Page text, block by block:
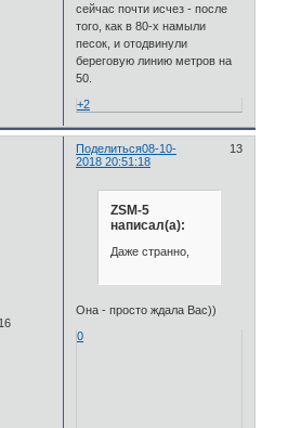
сейчас почти исчез - после
того, как в 80-х намыли
песок, и отодвинули
береговую линию метров на
50.
+2
Поделиться 13
08-10-
2018 20:51:18
ZSM-5
написал(а):
Даже странно,
Она - просто ждала Вас))
0